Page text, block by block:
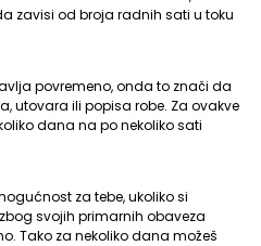
zavisi od broja radnih sati u toku
povremeno, onda to znači da
utovara ili popisa robe. Za ovakve
dana na po nekoliko sati
za tebe, ukoliko si
svojih primarnih obaveza
Tako za nekoliko dana možeš